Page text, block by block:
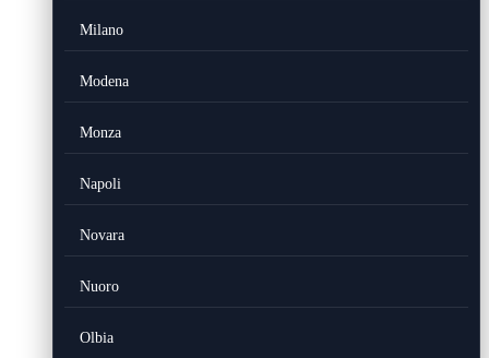
Milano
Modena
Monza
Napoli
Novara
Nuoro
Olbia